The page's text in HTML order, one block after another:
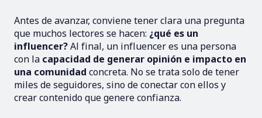
Antes de avanzar, conviene tener clara una pregunta
que muchos lectores se hacen: ¿qué es un
influencer?Al final, un influencer es una persona
con la capacidad de generar opinión e impacto en
una comunidad concreta. No se trata solo de tener
miles de seguidores, sino de conectar con ellos y
crear contenido que genere confianza.